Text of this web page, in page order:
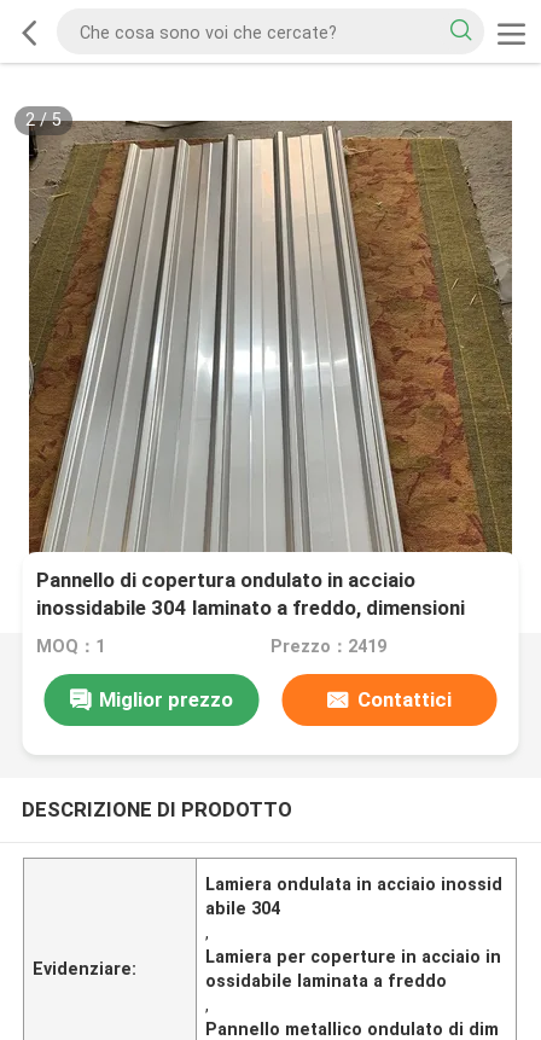
2/5
Pannello di copertura ondulato in acciaio
inossidabile 304 laminato a freddo, dimensioni
personalizzate, per costruzioni
MOQ：1 Prezzo：2419
Miglior prezzo Contattici
DESCRIZIONE DI PRODOTTO
Evidenziare:
Lamiera ondulata in acciaio inossid
abile 304
,
Lamiera per coperture in acciaio in
ossidabile laminata a freddo
,
Pannello metallico ondulato di dim